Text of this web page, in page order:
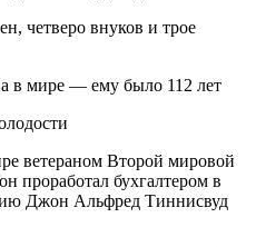
четверо внуков и трое
ветераном Второй мировой
проработал бухгалтером в
Джон Альфред Тиннисвуд